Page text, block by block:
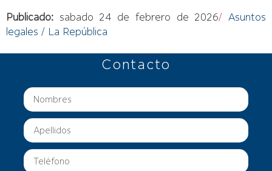
Publicado: sabado 24 de febrero de 2026/ Asuntos
legales / La República
Contacto